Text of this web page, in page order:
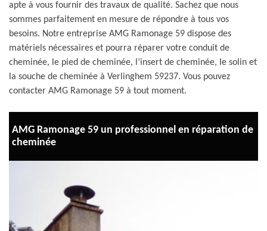
apte à vous fournir des travaux de qualité. Sachez que nous
sommes parfaitement en mesure de répondre à tous vos
besoins. Notre entreprise AMG Ramonage 59 dispose des
matériels nécessaires et pourra réparer votre conduit de
cheminée, le pied de cheminée, l’insert de cheminée, le solin et
la souche de cheminée à Verlinghem 59237. Vous pouvez
contacter AMG Ramonage 59 à tout moment.
AMG Ramonage 59 un professionnel en réparation de
cheminée